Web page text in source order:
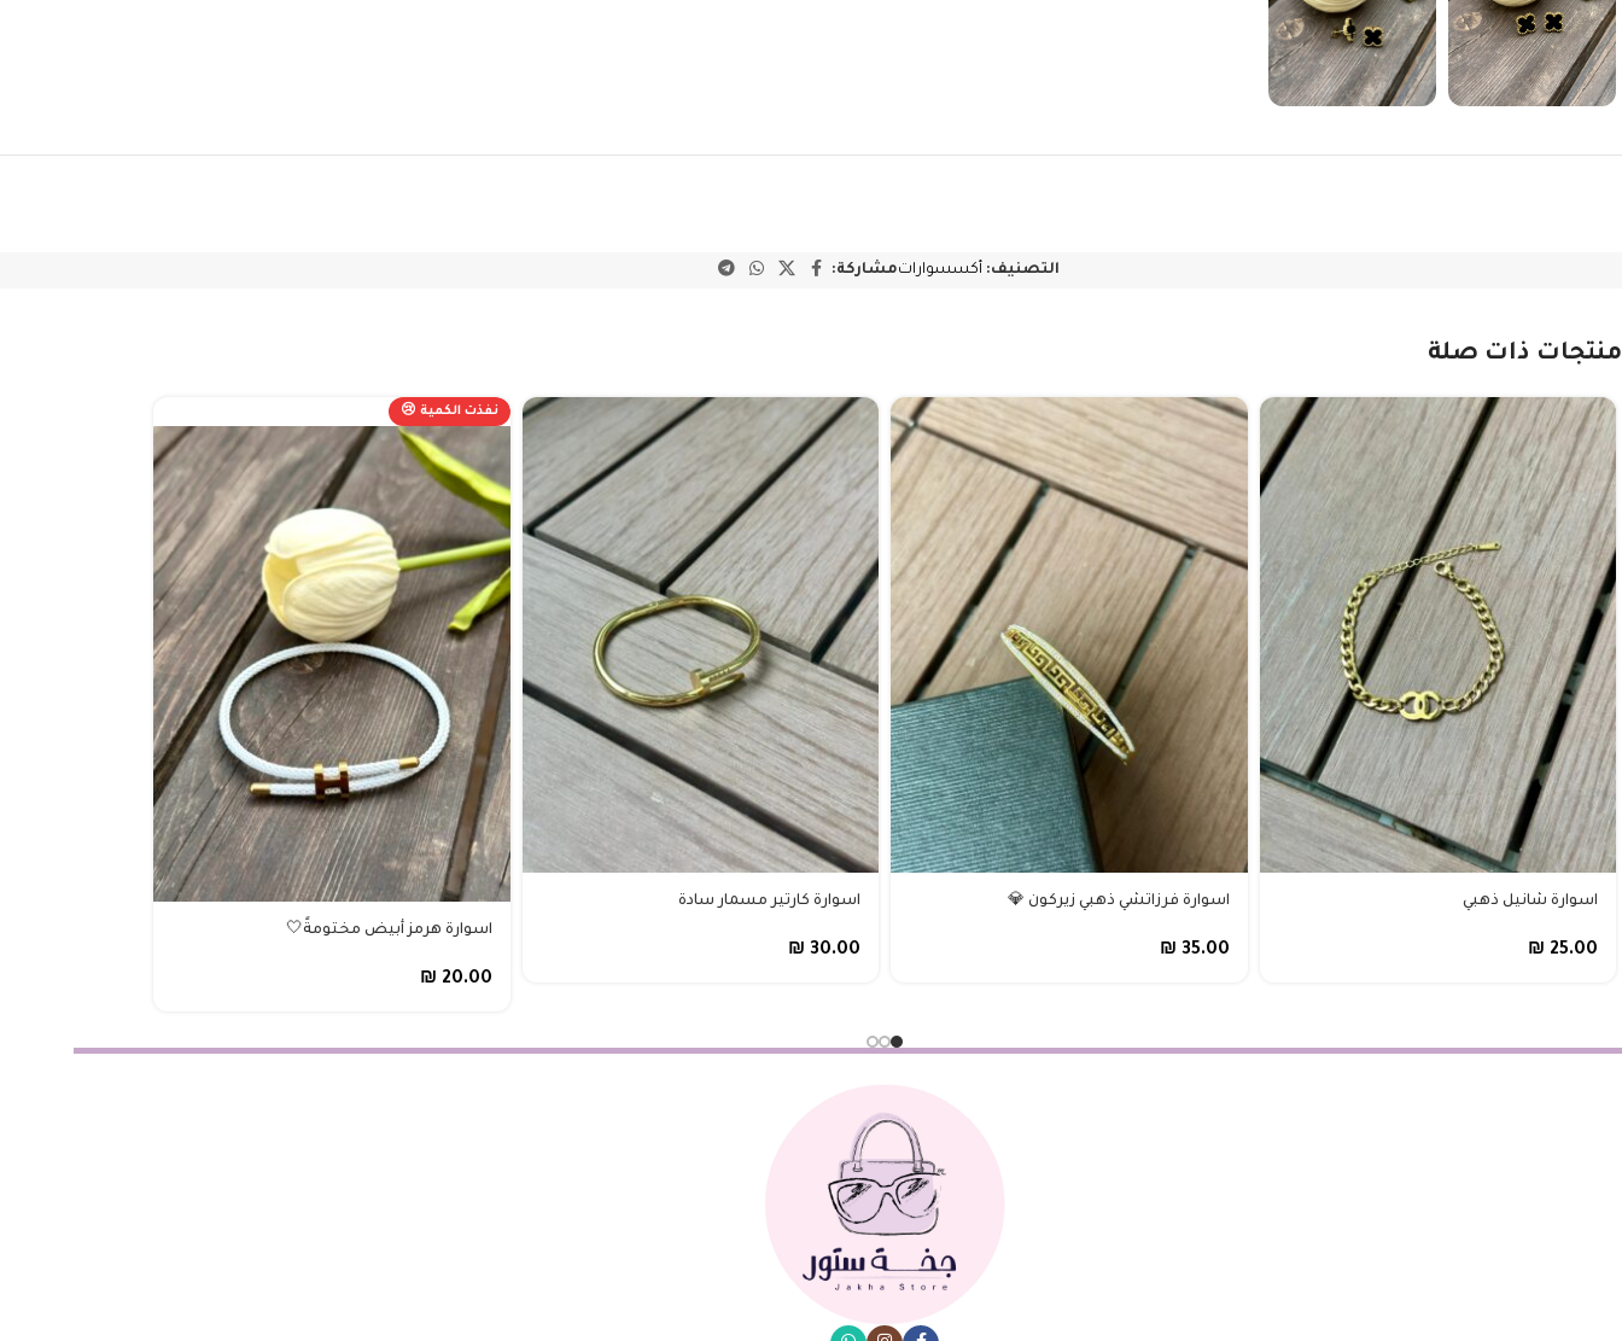
التصنيف: أكسسواراتمشاركة:
منتجات ذات صلة
اسوارة شانيل ذهبي
₪ 25.00
اسوارة فرزاتشي ذهبي زيركون 💎
₪ 35.00
اسوارة كارتير مسمار سادة
₪ 30.00
نفذت الكمية 😢
اسوارة هرمز أبيض مختومةً🤍
₪ 20.00